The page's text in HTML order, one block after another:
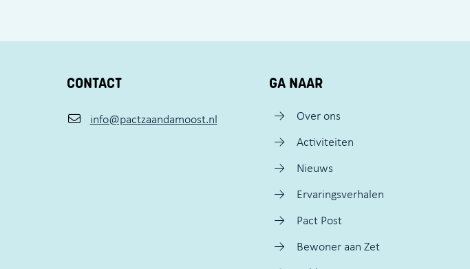
CONTACT
info@pactzaandamoost.nl
GA NAAR
Over ons
Activiteiten
Nieuws
Ervaringsverhalen
Pact Post
Bewoner aan Zet